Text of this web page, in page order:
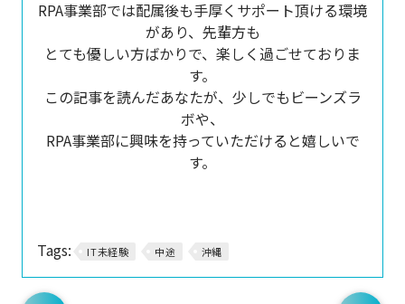
RPA事業部では配属後も手厚くサポート頂ける環境
があり、先輩方も
とても優しい方ばかりで、楽しく過ごせておりま
す。
この記事を読んだあなたが、少しでもビーンズラ
ボや、
RPA事業部に興味を持っていただけると嬉しいで
す。
Tags: IT未経験 中途 沖縄